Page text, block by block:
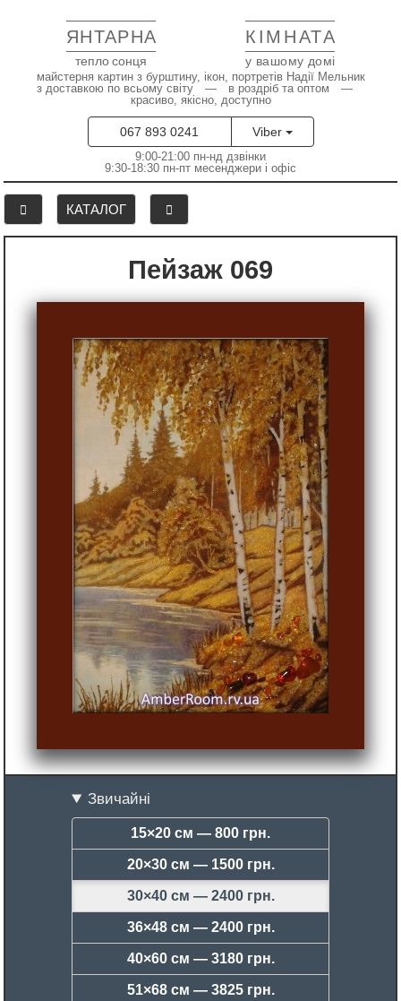
ЯНТАРНА КІМНАТА
тепло сонця у вашому домі
майстерня картин з бурштину, ікон, портретів Надії Мельник
з доставкою по всьому світу — в роздріб та оптом —
красиво, якісно, доступно
067 893 0241 Viber
9:00-21:00 пн-нд дзвінки
9:30-18:30 пн-пт месенджери і офіс
КАТАЛОГ
Пейзаж 069
Звичайні
15×20 см — 800 грн.
20×30 см — 1500 грн.
30×40 см — 2400 грн.
36×48 см — 2400 грн.
40×60 см — 3180 грн.
51×68 см — 3825 грн.